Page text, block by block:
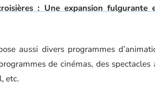
: Une expansion
aussi divers programmes
de cinémas, des
etc.